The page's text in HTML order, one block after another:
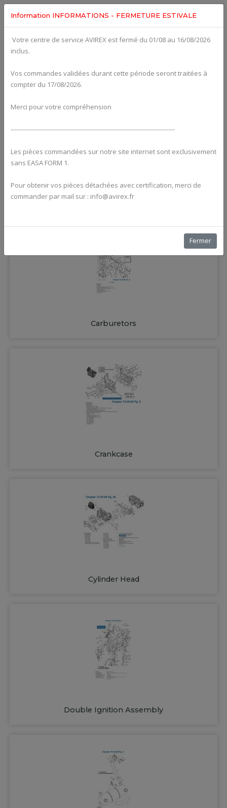
Alternators
Carburetors
Crankcase
Cylinder Head
Double Ignition Assembly
Information INFORMATIONS - FERMETURE ESTIVALE
Votre centre de service AVIREX est fermé du 01/08 au 16/08/2026
inclus.
Vos commandes validées durant cette période seront traitées à
compter du 17/08/2026.
Merci pour votre compréhension
---------------------------------------------------------------------------------
Les pièces commandées sur notre site internet sont exclusivement
sans EASA FORM 1.
Pour obtenir vos pièces détachées avec certification, merci de
commander par mail sur : info@avirex.fr
Fermer